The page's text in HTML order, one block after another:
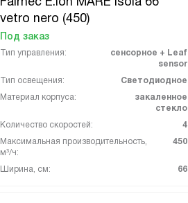
vetro nero (450)
Под заказ
Тип управления:
сенсорное + Leaf
sensor
Тип освещения:
Светодиодное
Материал корпуса:
закаленное
стекло
Количество скоростей:
4
Максимальная производительность,
м³/ч:
450
Ширина, см: 66